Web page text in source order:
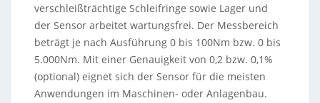
verschleißträchtige Schleifringe sowie Lager und
der Sensor arbeitet wartungsfrei. Der Messbereich
beträgt je nach Ausführung 0 bis 100Nm bzw. 0 bis
5.000Nm. Mit einer Genauigkeit von 0,2 bzw. 0,1%
(optional) eignet sich der Sensor für die meisten
Anwendungen im Maschinen- oder Anlagenbau.